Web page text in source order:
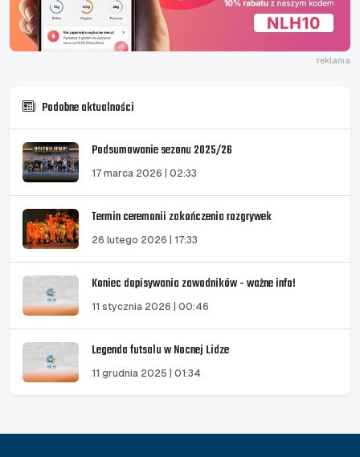
reklama
Podobne aktualności
Podsumowanie sezonu 2025/26
17 marca 2026 | 02:33
Termin ceremonii zakończenia rozgrywek
26 lutego 2026 | 17:33
Koniec dopisywania zawodników - ważne info!
11 stycznia 2026 | 00:46
Legenda futsalu w Nocnej Lidze
11 grudnia 2025 | 01:34